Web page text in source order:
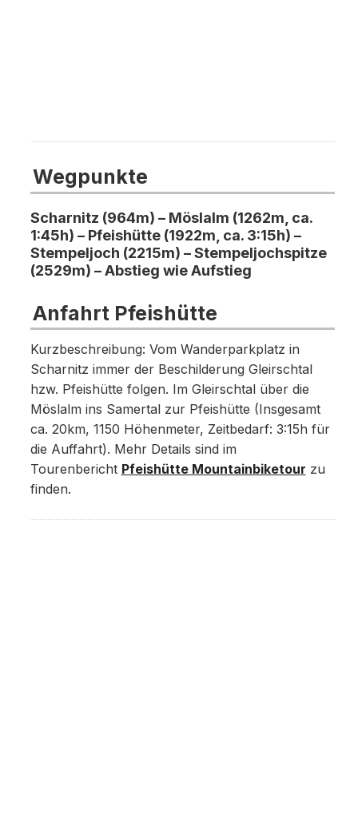
Wegpunkte
Scharnitz (964m) – Möslalm (1262m, ca.
1:45h) – Pfeishütte (1922m, ca. 3:15h) –
Stempeljoch (2215m) – Stempeljochspitze
(2529m) – Abstieg wie Aufstieg
Anfahrt Pfeishütte
Kurzbeschreibung: Vom Wanderparkplatz in
Scharnitz immer der Beschilderung Gleirschtal
hzw. Pfeishütte folgen. Im Gleirschtal über die
Möslalm ins Samertal zur Pfeishütte (Insgesamt
ca. 20km, 1150 Höhenmeter, Zeitbedarf: 3:15h für
die Auffahrt). Mehr Details sind im
Tourenbericht Pfeishütte Mountainbiketour zu
finden.